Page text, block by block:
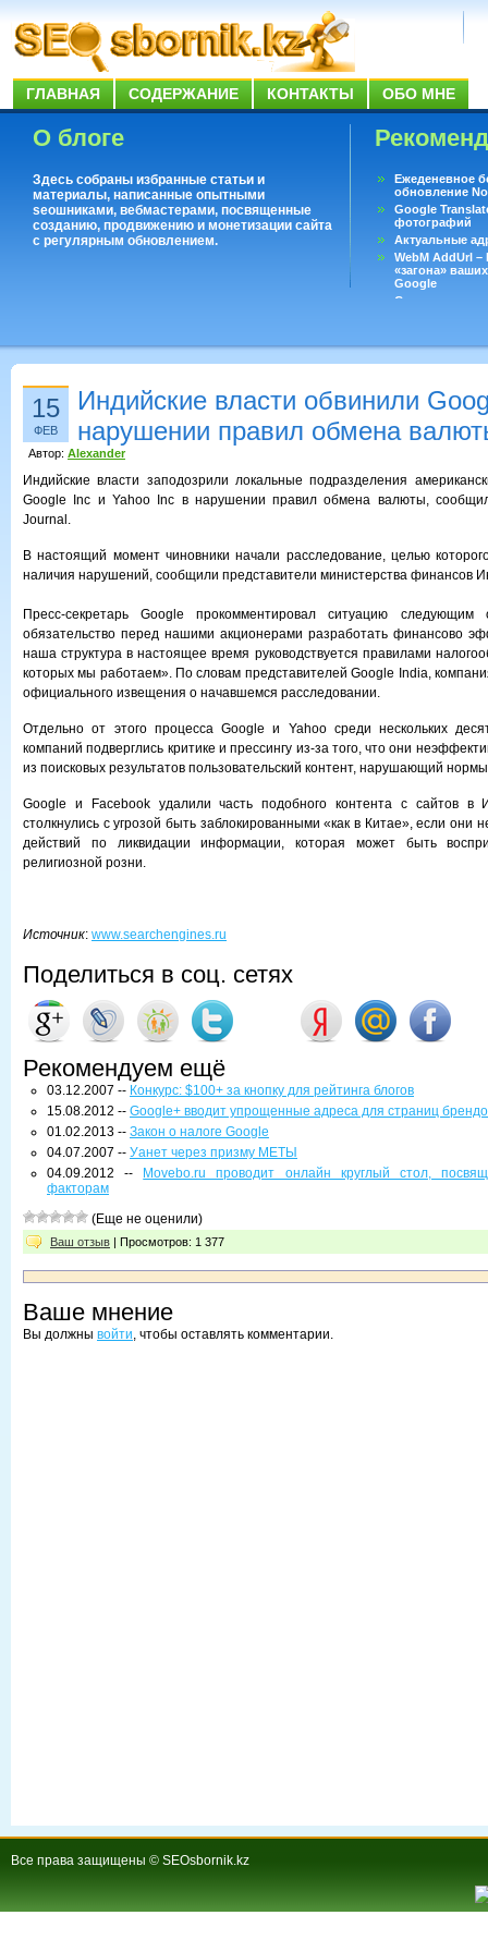
ГЛАВНАЯ СОДЕРЖАНИЕ КОНТАКТЫ ОБО МНЕ
О блоге
Здесь собраны избранные статьи и
материалы, написанные опытными
seoшниками, вебмастерами, посвященные
созданию, продвижению и монетизации сайта
с регулярным обновлением.
Ежеденевное
обновление
Google
фотографий
Актуальные
WebM AddUrl
«загона»
Google
Существует
15
ФЕВ
Индийские власти обвинили
нарушении правил обмена
Автор: Alexander
Индийские власти заподозрили локальные подразделения
Google Inc и Yahoo Inc в нарушении правил обмена валюты,
Journal.
В настоящий момент чиновники начали расследование, целью
наличия нарушений, сообщили представители министерства финансов
Пресс-секретарь Google прокомментировал ситуацию
обязательство перед нашими акционерами разработать финансово
наша структура в настоящее время руководствуется правилами
которых мы работаем». По словам представителей Google India,
официального извещения о начавшемся расследовании.
Отдельно от этого процесса Google и Yahoo среди нескольких
компаний подверглись критике и прессингу из-за того, что они
из поисковых результатов пользовательский контент, нарушающий
Google и Facebook удалили часть подобного контента с сайтов в
столкнулись с угрозой быть заблокированными «как в Китае», если они
действий по ликвидации информации, которая может быть
религиозной розни.
Источник: www.searchengines.ru
Поделиться в соц. сетях
Рекомендуем ещё
03.12.2007 -- Конкурс: $100+ за кнопку для рейтинга блогов
15.08.2012 -- Google+ вводит упрощенные адреса для страниц
01.02.2013 -- Закон о налоге Google
04.07.2007 -- Уанет через призму МЕТЫ
04.09.2012 --
Movebo.ru проводит онлайн круглый стол,
факторам
(Еще не оценили)
Ваш отзыв | Просмотров: 1 377
Ваше мнение
Вы должны войти, чтобы оставлять комментарии.
Все права защищены © SEOsbornik.kz